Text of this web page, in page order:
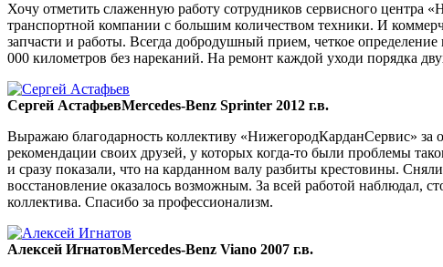
Хочу отметить слаженную работу сотрудников сервисного центра
транспортной компании с большим количеством техники. И
запчасти и работы. Всегда добродушный прием, четкое
000 километров без нареканий. На ремонт каждой уходи порядка
Сергей АстафьевMercedes-Benz Sprinter 2012 г.в.
Выражаю благодарность коллективу «НижегородКарданСервис»
рекомендации своих друзей, у которых когда-то были проблемы
и сразу показали, что на карданном валу разбиты крестовины.
восстановление оказалось возможным. За всей работой наблюдал,
коллектива. Спасибо за профессионализм.
Алексей ИгнатовMercedes-Benz Viano 2007 г.в.